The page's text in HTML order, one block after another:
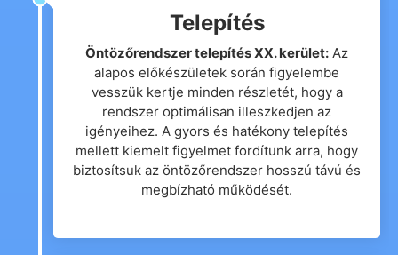
Telepítés
Öntözőrendszer telepítés XX. kerület: Az
alapos előkészületek során figyelembe
vesszük kertje minden részletét, hogy a
rendszer optimálisan illeszkedjen az
igényeihez. A gyors és hatékony telepítés
mellett kiemelt figyelmet fordítunk arra, hogy
biztosítsuk az öntözőrendszer hosszú távú és
megbízható működését.